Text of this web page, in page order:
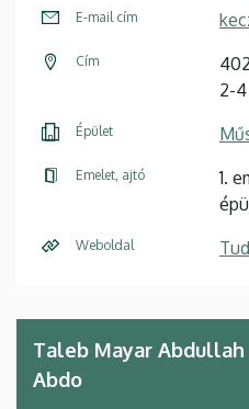
E-mail cím
Cím
2-4
Épület
Emelet, ajtó
1.
Weboldal
Taleb Mayar Abdullah
Abdo